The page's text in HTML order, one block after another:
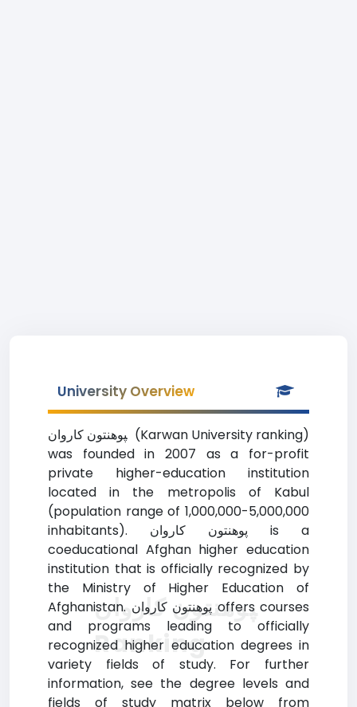
University Overview
‍پوهنتون کاروان (Karwan University ranking)
was founded in 2007 as a for-profit
private higher-education institution
located in the metropolis of Kabul
(population range of 1,000,000-5,000,000
inhabitants). پوهنتون کاروان is a
coeducational Afghan higher education
institution that is officially recognized by
the Ministry of Higher Education of
Afghanistan. پوهنتون کاروان offers courses
and programs leading to officially
recognized higher education degrees in
variety fields of study. For further
information, see the degree levels and
fields of study matrix below from
‍پوهنتون کاروان
Ranking